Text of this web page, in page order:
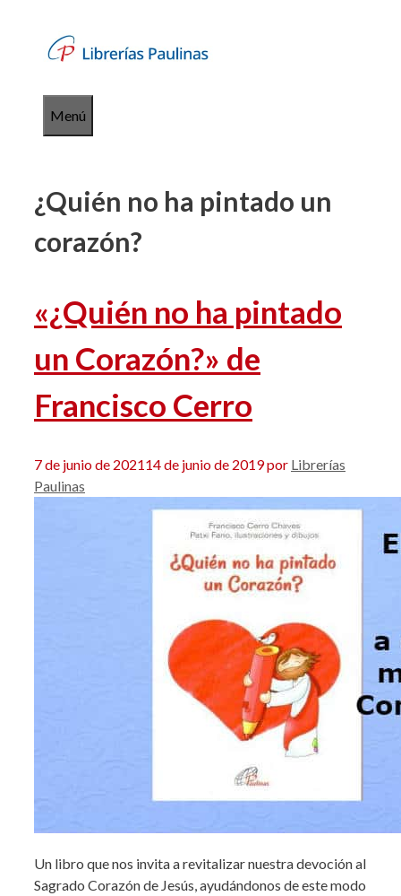
contenido
Menú
¿Quién no ha pintado un
corazón?
«¿Quién no ha pintado
un Corazón?» de
Francisco Cerro
7 de junio de 202114 de junio de 2019por Librerías
Paulinas
Un libro que nos invita a revitalizar nuestra devoción al
Sagrado Corazón de Jesús, ayudándonos de este modo